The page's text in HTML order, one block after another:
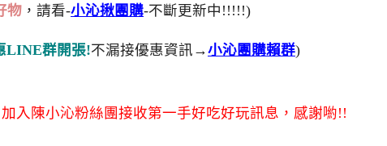
物 ，請看-小沁揪團購-不斷更新中!!!!!)
LINE群開張!不漏接優惠資訊→小沁團購賴群)
入陳小沁粉絲團接收第一手好吃好玩訊息，感謝喲!!